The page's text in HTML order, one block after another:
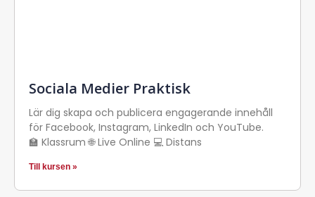
Sociala Medier Praktisk
Lär dig skapa och publicera engagerande innehåll
för Facebook, Instagram, LinkedIn och YouTube.
🏫 Klassrum 🌐 Live Online 💻 Distans
Till kursen »